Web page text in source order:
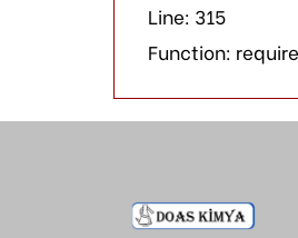
Line: 315
Function: